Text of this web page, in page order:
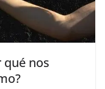
qué nos